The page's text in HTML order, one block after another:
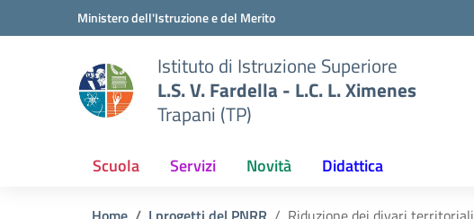
Vai ai contenuti
Vai al menu di navigazioneMinistero dell'Istruzione e del Merito
Istituto di Istruzione Superiore
L.S. V. Fardella - L.C. L. Ximenes
Trapani (TP)
Scuola Servizi Novità Didattica